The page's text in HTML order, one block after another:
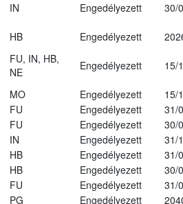
IN Engedélyezett 30/
HB Engedélyezett
FU, IN, HB,
NE
Engedélyezett 15/
MO Engedélyezett
15/
FU Engedélyezett
31/
FU Engedélyezett
30/
IN Engedélyezett
31/
HB Engedélyezett
31/
HB Engedélyezett
30/
FU Engedélyezett
31/
PG Engedélyezett